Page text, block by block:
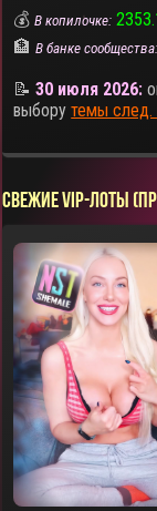
💰В копилочке:
🏦В банке сообщества:
📝30 июля 2026:
выборутемы след.
СВЕЖИЕ VIP-ЛОТЫ